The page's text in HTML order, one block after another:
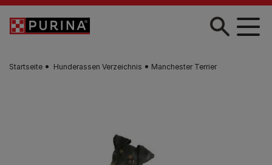
Skip to main content
Startseite Hunderassen Verzeichnis Manchester Terrier